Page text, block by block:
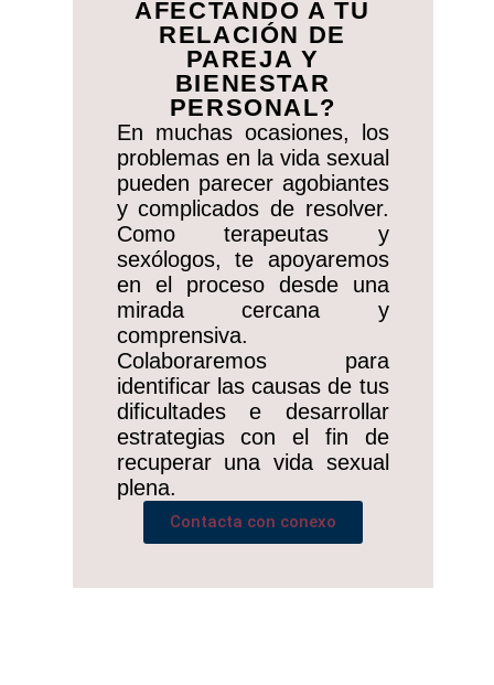
AFECTANDO A TU
RELACIÓN DE
PAREJA Y
BIENESTAR
PERSONAL?
En muchas ocasiones, los
problemas en la vida sexual
pueden parecer agobiantes
y complicados de resolver.
Como terapeutas y
sexólogos, te apoyaremos
en el proceso desde una
mirada cercana y
comprensiva.
Colaboraremos para
identificar las causas de tus
dificultades e desarrollar
estrategias con el fin de
recuperar una vida sexual
plena.
Contacta con conexo